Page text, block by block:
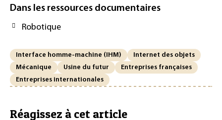
Dans les ressources documentaires
Robotique
Interface homme-machine (IHM)
Internet des objets
Mécanique
Usine du futur
Entreprises françaises
Entreprises internationales
Réagissez à cet article